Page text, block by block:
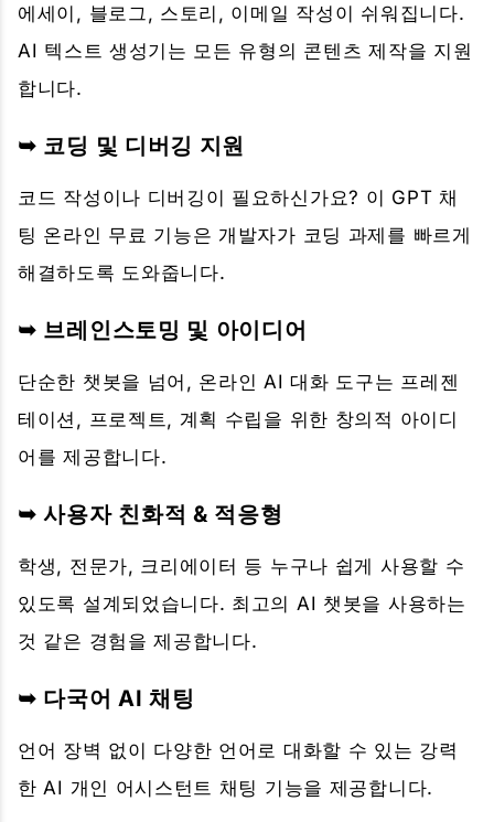
에세이, 블로그, 스토리, 이메일 작성이 쉬워집니다.
AI 텍스트 생성기는 모든 유형의 콘텐츠 제작을 지원
합니다.
➥ 코딩 및 디버깅 지원
코드 작성이나 디버깅이 필요하신가요? 이 GPT 채
팅 온라인 무료 기능은 개발자가 코딩 과제를 빠르게
해결하도록 도와줍니다.
➥ 브레인스토밍 및 아이디어
단순한 챗봇을 넘어, 온라인 AI 대화 도구는 프레젠
테이션, 프로젝트, 계획 수립을 위한 창의적 아이디
어를 제공합니다.
➥ 사용자 친화적 & 적응형
학생, 전문가, 크리에이터 등 누구나 쉽게 사용할 수
있도록 설계되었습니다. 최고의 AI 챗봇을 사용하는
것 같은 경험을 제공합니다.
➥ 다국어 AI 채팅
언어 장벽 없이 다양한 언어로 대화할 수 있는 강력
한 AI 개인 어시스턴트 채팅 기능을 제공합니다.